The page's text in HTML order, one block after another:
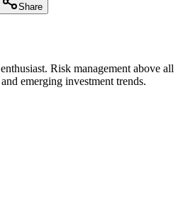
Share
Risk management above all
emerging investment trends.